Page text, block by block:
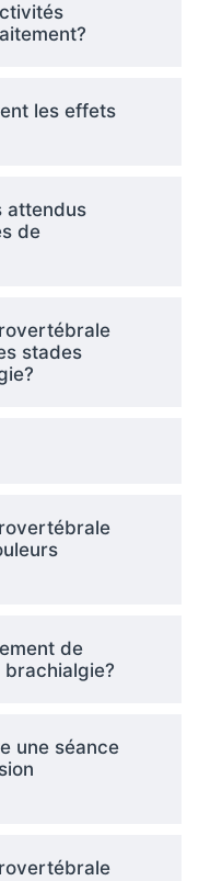
les effets
attendus
de
stades
de
une séance